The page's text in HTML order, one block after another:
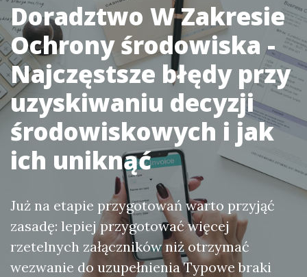
Doradztwo W Zakresie
Ochrony środowiska -
Najczęstsze błędy przy
uzyskiwaniu decyzji
środowiskowych i jak
ich uniknąć
Już na etapie przygotowań warto przyjąć
zasadę: lepiej przygotować więcej
rzetelnych załączników niż otrzymać
wezwanie do uzupełnienia Typowe braki